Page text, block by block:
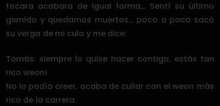
tocara acabara de igual forma… Sentí su último
gemido y quedamos muertos… poco a poco sacó
su verga de mi culo y me dice:
Tomás: siempre lo quise hacer contigo, estás tan
rico weon!
No lo podía creer, acaba de culiar con el weon más
rico de la carrera.